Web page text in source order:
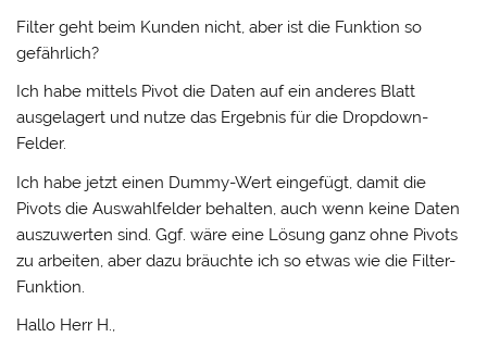
Filter geht beim Kunden nicht, aber ist die Funktion so
gefährlich?
Ich habe mittels Pivot die Daten auf ein anderes Blatt
ausgelagert und nutze das Ergebnis für die Dropdown-
Felder.
Ich habe jetzt einen Dummy-Wert eingefügt, damit die
Pivots die Auswahlfelder behalten, auch wenn keine Daten
auszuwerten sind. Ggf. wäre eine Lösung ganz ohne Pivots
zu arbeiten, aber dazu bräuchte ich so etwas wie die Filter-
Funktion.
Hallo Herr H.,